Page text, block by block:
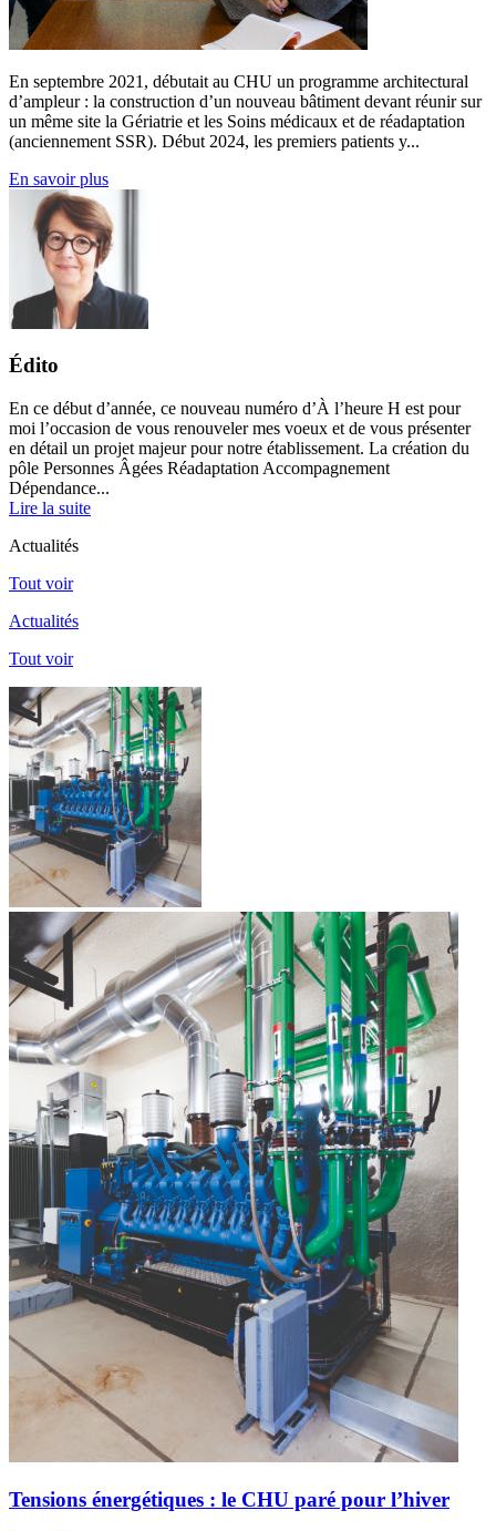
En septembre 2021, débutait au CHU un programme architectural
d’ampleur : la construction d’un nouveau bâtiment devant réunir sur
un même site la Gériatrie et les Soins médicaux et de réadaptation
(anciennement SSR). Début 2024, les premiers patients y...
En savoir plus
Édito
En ce début d’année, ce nouveau numéro d’À l’heure H est pour
moi l’occasion de vous renouveler mes voeux et de vous présenter
en détail un projet majeur pour notre établissement. La création du
pôle Personnes Âgées Réadaptation Accompagnement
Dépendance...
Lire la suite
Actualités
Tout voir
Actualités
Tout voir
Tensions énergétiques : le CHU paré pour l’hiver